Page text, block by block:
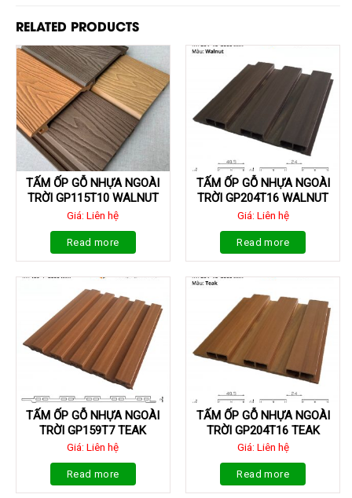
RELATED PRODUCTS
TẤM ỐP GỖ NHỰA NGOÀI
TRỜI GP115T10 WALNUT
Giá: Liên hệ
Read more
TẤM ỐP GỖ NHỰA NGOÀI
TRỜI GP204T16 WALNUT
Giá: Liên hệ
Read more
TẤM ỐP GỖ NHỰA NGOÀI
TRỜI GP159T7 TEAK
Giá: Liên hệ
Read more
TẤM ỐP GỖ NHỰA NGOÀI
TRỜI GP204T16 TEAK
Giá: Liên hệ
Read more